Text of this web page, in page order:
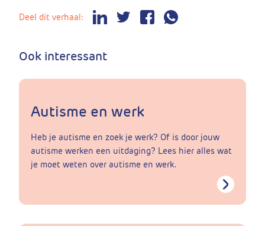
Deel dit verhaal:
Ook interessant
Autisme en werk
Heb je autisme en zoek je werk? Of is door jouw
autisme werken een uitdaging? Lees hier alles wat
je moet weten over autisme en werk.